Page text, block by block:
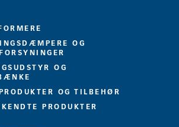
OG
OG
OG TILBEHØR
PRODUKTER